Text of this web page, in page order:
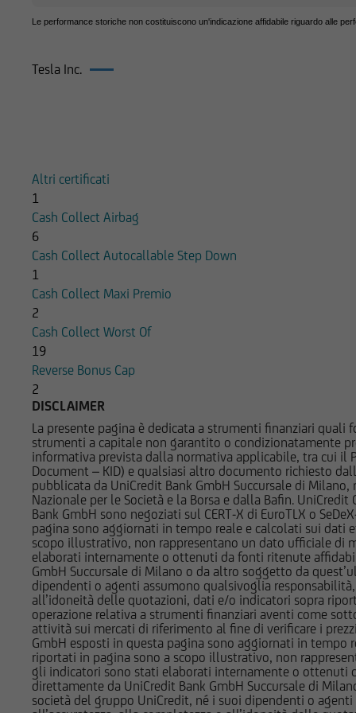
Le performance storiche non costituiscono un'indicazione affidabile riguardo alle
Tesla Inc.
Altri certificati
1
Cash Collect Airbag
6
Cash Collect Autocallable Step Down
1
Cash Collect Maxi Premio
2
Cash Collect Worst Of
19
Reverse Bonus Cap
2
DISCLAIMER
La presente pagina è dedicata a strumenti finanziari
strumenti a capitale non garantito o condizionatamente
informativa prevista dalla normativa applicabile, tra cui il
Document – KID) e qualsiasi altro documento richiesto
pubblicata da UniCredit Bank GmbH Succursale di
Nazionale per le Società e la Borsa e dalla Bafin.
Bank GmbH sono negoziati sul CERT-X di EuroTLX o
pagina sono aggiornati in tempo reale e calcolati sui
scopo illustrativo, non rappresentano un dato ufficiale di
elaborati internamente o ottenuti da fonti ritenute
GmbH Succursale di Milano o da altro soggetto da
dipendenti o agenti assumono qualsivoglia
all’idoneità delle quotazioni, dati e/o indicatori sopra
operazione relativa a strumenti finanziari aventi come
attività sui mercati di riferimento al fine di verificare i
GmbH esposti in questa pagina sono aggiornati in
riportati in pagina sono a scopo illustrativo, non
gli indicatori sono stati elaborati internamente o ottenuti
direttamente da UniCredit Bank GmbH Succursale di
società del gruppo UniCredit, né i suoi dipendenti o
potrebbe essere
Prima di
pertinenti Final
informazioni
costi relativi agli
pertanto
Succursale di
autonomamente
UniCredit Bank -
in conflitto di
documenti
strumenti
potrebbero
altra natura. Per gli
Società del
di interesse nella
L'accesso alle
normativa di legge
finanziari cui si
registrati ai sensi
normativa vigente
non è consentita
in violazione delle
documentazione è
comunque si
Paesi, e non sono
contenuta nel